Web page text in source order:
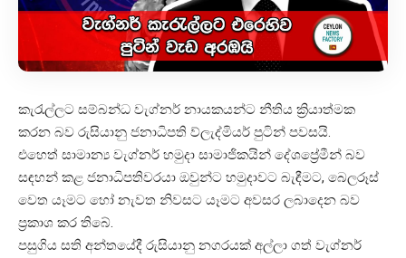
කැරැල්ලට සම්බන්ධ වැග්නර් නායකයන්ට නීතිය ක්‍රියාත්මක
කරන බව රුසියානු ජනාධිපති ව්ලැද්මියර් පුටින් පවසයි.
එහෙත් සාමාන්‍ය වැග්නර් හමුදා සාමාජිකයින් දේශප්‍රේමීන් බව
සඳහන් කළ ජනාධිපතිවරයා ඔවුන්ට හමුදාවට බැඳීමට, බෙලරූස්
වෙත යෑමට හෝ නැවත නිවසට යෑමට අවසර ලබාදෙන බව
ප්‍රකාශ කර තිබේ.
පසුගිය සති අන්තයේදී රුසියානු නගරයක් අල්ලා ගත් වැග්නර්